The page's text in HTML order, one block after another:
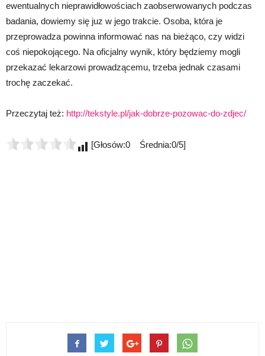
ewentualnych nieprawidłowościach zaobserwowanych podczas
badania, dowiemy się juz w jego trakcie. Osoba, która je
przeprowadza powinna informować nas na bieżąco, czy widzi
coś niepokojącego. Na oficjalny wynik, który będziemy mogli
przekazać lekarzowi prowadzącemu, trzeba jednak czasami
trochę zaczekać.
Przeczytaj też: http://tekstyle.pl/jak-dobrze-pozowac-do-zdjec/
[Głosów:0 Średnia:0/5]